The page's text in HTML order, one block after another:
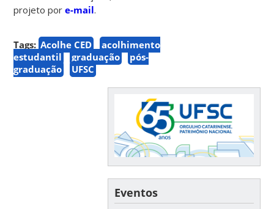
projeto pore-mail.
Tags: Acolhe CED
acolhimento
estudantil
graduação
pós-
graduação
UFSC
Eventos